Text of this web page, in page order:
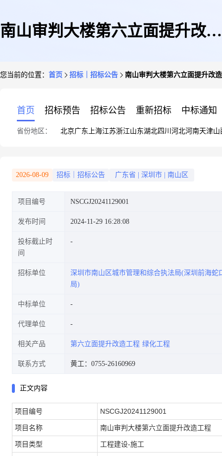
南山审判大楼第六立面提升改造
您当前的位置： 首页 招标｜招标公告 南山审判大楼第六立面提升改
首页 招标预告 招标公告 重新招标 中标通知
省份地区： 北京广东 上海江苏浙江山东湖北四川 河北河南天津山
2026-08-09 招标｜招标公告 广东省 深圳市 南山区
项目编号 NSCGJ20241129001
发布时间 2024-11-29 16:28:08
投标截止时
间
招标单位
深圳市南山区城市管理和综合执法局(深圳前海蛇
局)
中标单位
代理单位
相关产品 第六立面提升改造工程 绿化工程
联系方式 黄工：0755-26160969
正文内容
项目编号 NSCGJ20241129001
项目名称 南山审判大楼第六立面提升改造工程
项目类型 工程建设-施工